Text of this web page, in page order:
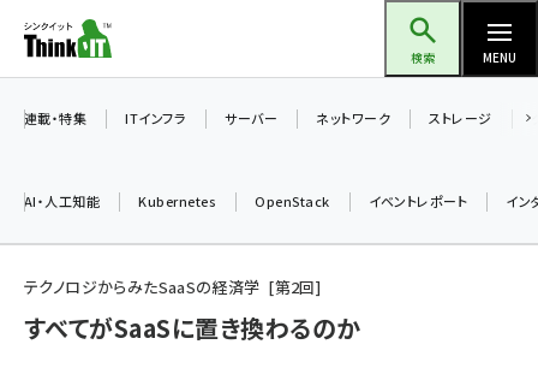
ン
ツ
検索 MENU
加藤銘のチーム貢献～仲間と築いた勝利の絆～ (2287)
連載・特集 ITインフラ サーバー ネットワーク ストレージ
AI・人工知能 Kubernetes OpenStack イベントレポート イン
テクノロジからみたSaaSの経済学 第2回
すべてがSaaSに置き換わるのか